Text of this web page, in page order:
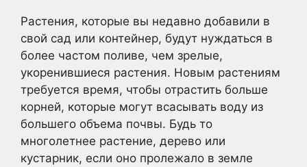
Растения, которые вы недавно добавили в
свой сад или контейнер, будут нуждаться в
более частом поливе, чем зрелые,
укоренившиеся растения. Новым растениям
требуется время, чтобы отрастить больше
корней, которые могут всасывать воду из
большего объема почвы. Будь то
многолетнее растение, дерево или
кустарник, если оно пролежало в земле